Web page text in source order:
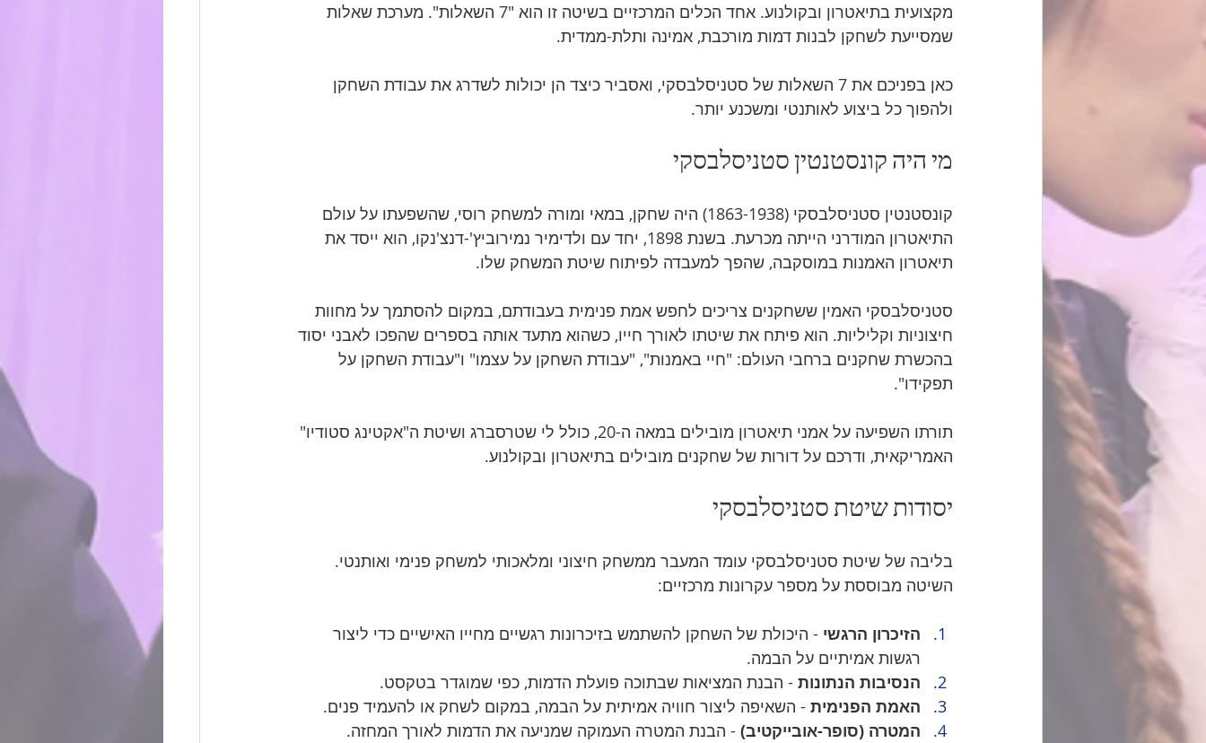
מקצועית בתיאטרון ובקולנוע. אחד הכלים המרכזיים בשיטה זו הוא "7 השאלות". מערכת שאלות
שמסייעת לשחקן לבנות דמות מורכבת, אמינה ותלת-ממדית.
כאן בפניכם את 7 השאלות של סטניסלבסקי, ואסביר כיצד הן יכולות לשדרג את עבודת השחקן
ולהפוך כל ביצוע לאותנטי ומשכנע יותר.
מי היה קונסטנטין סטניסלבסקי
קונסטנטין סטניסלבסקי (1863-1938) היה שחקן, במאי ומורה למשחק רוסי, שהשפעתו על עולם
התיאטרון המודרני הייתה מכרעת. בשנת 1898, יחד עם ולדימיר נמירוביץ'-דנצ'נקו, הוא ייסד את
תיאטרון האמנות במוסקבה, שהפך למעבדה לפיתוח שיטת המשחק שלו.
סטניסלבסקי האמין ששחקנים צריכים לחפש אמת פנימית בעבודתם, במקום להסתמך על מחוות
חיצוניות וקליליות. הוא פיתח את שיטתו לאורך חייו, כשהוא מתעד אותה בספרים שהפכו לאבני יסוד
בהכשרת שחקנים ברחבי העולם: "חיי באמנות", "עבודת השחקן על עצמו" ו"עבודת השחקן על
תפקידו".
תורתו השפיעה על אמני תיאטרון מובילים במאה ה-20, כולל לי שטרסברג ושיטת ה"אקטינג סטודיו"
האמריקאית, ודרכם על דורות של שחקנים מובילים בתיאטרון ובקולנוע.
יסודות שיטת סטניסלבסקי
בליבה של שיטת סטניסלבסקי עומד המעבר ממשחק חיצוני ומלאכותי למשחק פנימי ואותנטי.
השיטה מבוססת על מספר עקרונות מרכזיים:
הזיכרון הרגשי - היכולת של השחקן להשתמש בזיכרונות רגשיים מחייו האישיים כדי ליצור
רגשות אמיתיים על הבמה.
הנסיבות הנתונות - הבנת המציאות שבתוכה פועלת הדמות, כפי שמוגדר בטקסט.
האמת הפנימית - השאיפה ליצור חוויה אמיתית על הבמה, במקום לשחק או להעמיד פנים.
המטרה (סופר-אובייקטיב) - הבנת המטרה העמוקה שמניעה את הדמות לאורך המחזה.